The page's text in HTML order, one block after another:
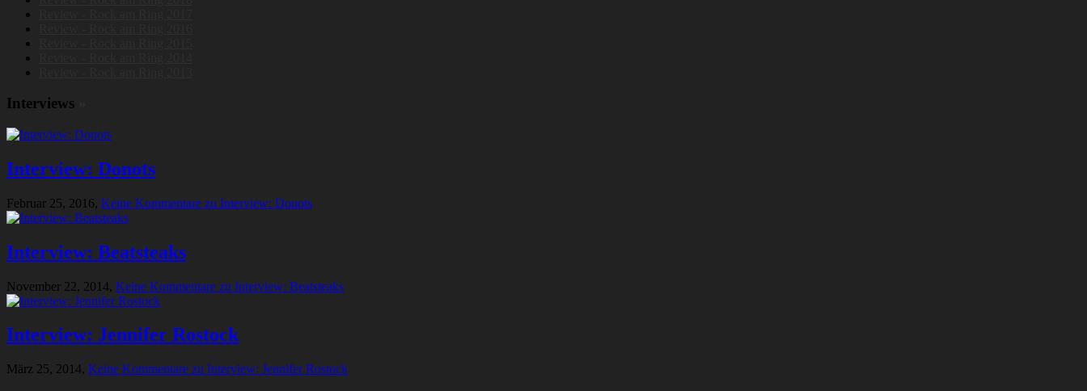
Interviews
Interview: Donots
Februar 25, 2016, Keine Kommentare zu Interview: Donots
Interview: Beatsteaks
November 22, 2014, Keine Kommentare zu Interview: Beatsteaks
Interview: Jennifer Rostock
März 25, 2014, Keine Kommentare zu Interview: Jennifer Rostock